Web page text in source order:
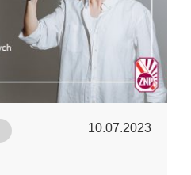
10.07.2023